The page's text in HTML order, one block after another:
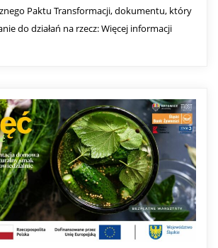
Paktu Transformacji, dokumentu, który
do działań na rzecz: Więcej informacji